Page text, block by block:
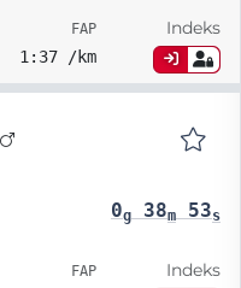
FAP
1:37 /km
Indeks
0g38m53s
FAP Indeks